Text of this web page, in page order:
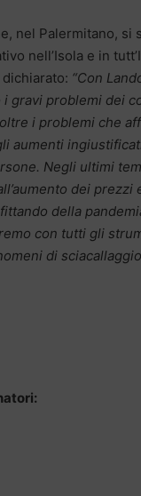
nel Palermitano, si
nell’Isola e in
dichiarato: “Con
gravi problemi dei
i problemi che
aumenti
Negli ultimi
dei prezzi
della
con tutti gli
di